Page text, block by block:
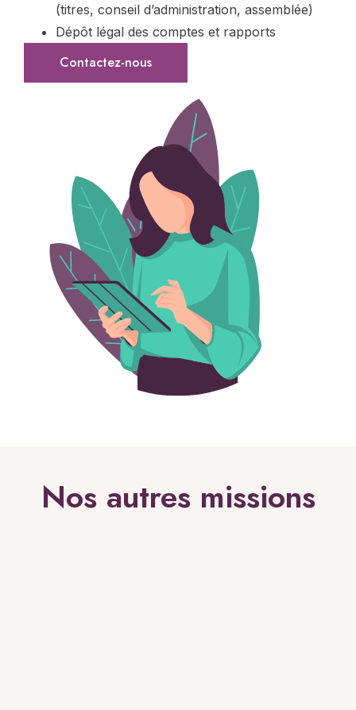
(titres, conseil d’administration, assemblée)
Dépôt légal des comptes et rapports
Contactez-nous
Nos autres missions